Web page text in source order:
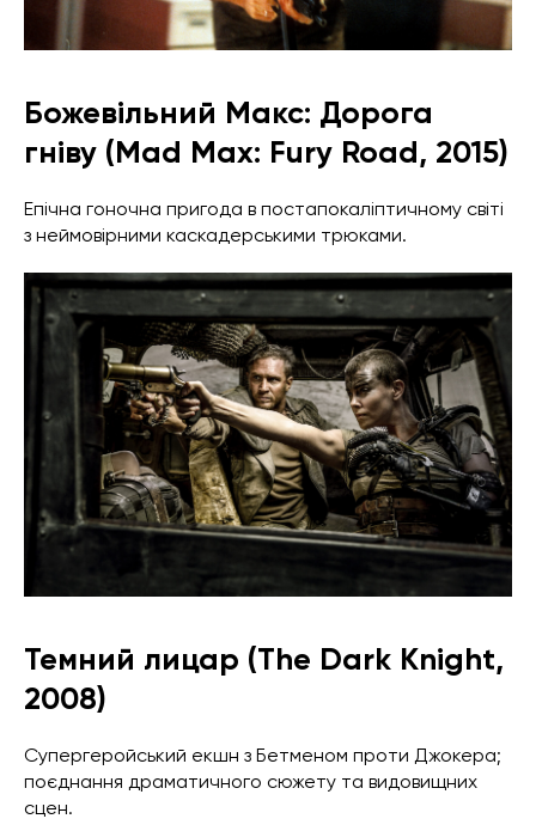
Божевільний Макс: Дорога
гніву (Mad Max: Fury Road, 2015)
Епічна гоночна пригода в постапокаліптичному світі
з неймовірними каскадерськими трюками.
Темний лицар (The Dark Knight,
2008)
Супергеройський екшн з Бетменом проти Джокера;
поєднання драматичного сюжету та видовищних
сцен.